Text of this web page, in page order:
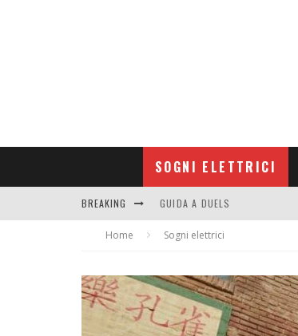
SOGNI ELETTRICI
BREAKING GUIDA A DUELS
CONTRIBUTORS
Home Sogni elettrici